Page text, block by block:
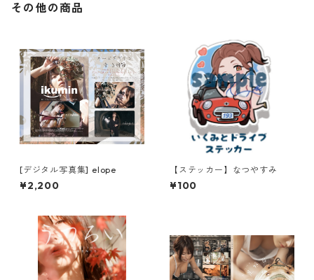
その他の商品
[デジタル写真集] elope
¥2,200
【ステッカー】なつやすみ
¥100